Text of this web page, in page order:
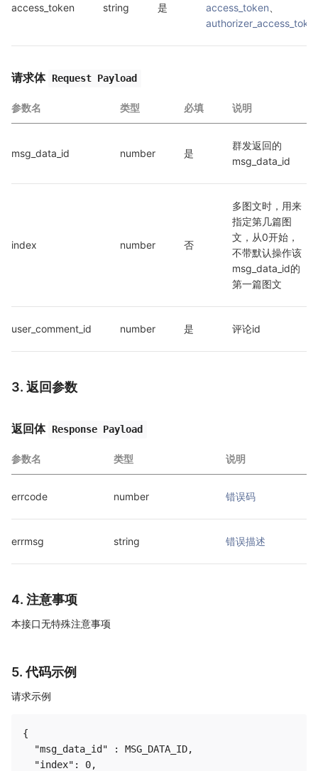
access_token string 是
access_token
请求体 Request Payload
参数名 类型 必填 说明
msg_data_id number 是
群发返回的
msg_data_id
index number 否
多图文时，用来
指定第几篇图
文，从0开始，
不带默认操作该
msg_data_id的
第一篇图文
user_comment_id number 是 评论id
3. 返回参数
返回体 Response Payload
参数名 类型 说明
errcode number 错误码
errmsg string 错误描述
4. 注意事项
本接口无特殊注意事项
5. 代码示例
请求示例
{
  "msg_data_id" : MSG_DATA_ID,
  "index": 0,